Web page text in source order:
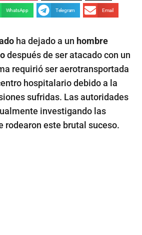
WhatsApp Telegram Email
ha dejado a un hombre
después de ser atacado con un
requirió ser aerotransportada
hospitalario debido a la
sufridas. Las autoridades
investigando las
rodearon este brutal suceso.